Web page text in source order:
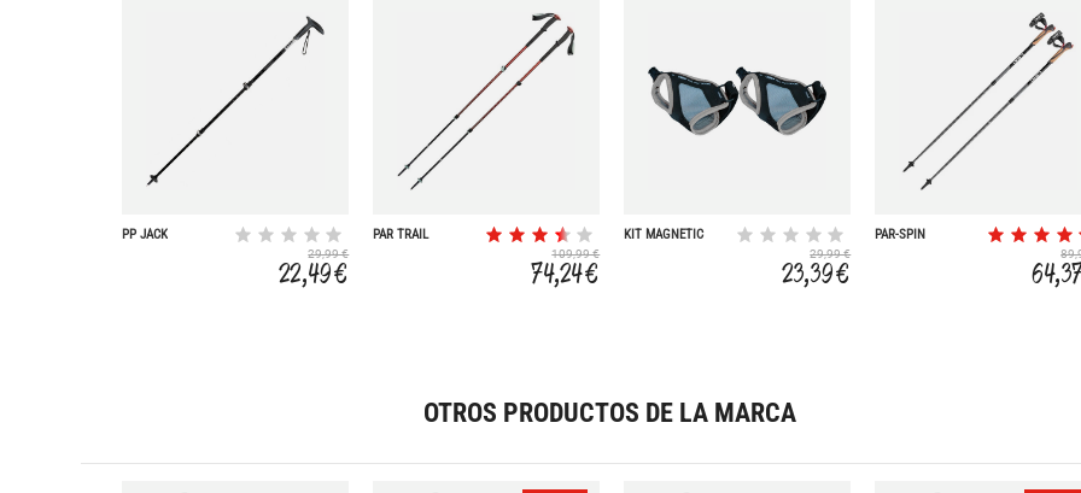
PP JACK
29,99 €
22,49 €
PAR TRAIL
109,99 €
74,24 €
KIT MAGNETIC
29,99 €
23,39 €
PAR-SPIN
OTROS PRODUCTOS DE LA MARCA